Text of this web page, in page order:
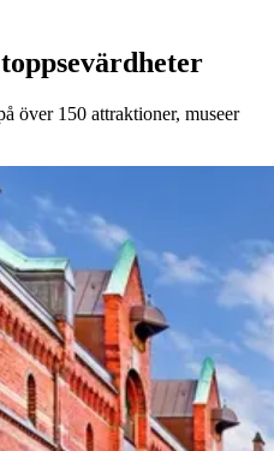
över 150 attraktioner, museer